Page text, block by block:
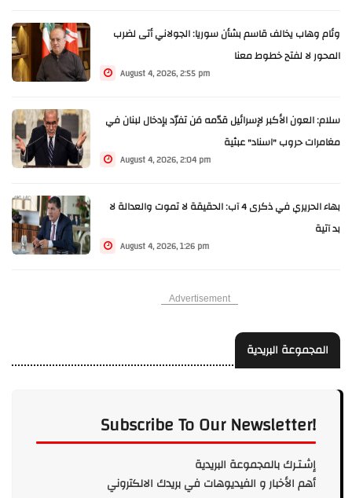
وئام وهاب يخالف قاسم بشأن سوريا: الجولاني أتى لضرب
المحور لا لفتح خطوط معنا
August 4, 2026, 2:55 pm
سلام: العون الأكبر لإسرائيل قدّمه مَن تفرّد بإدخال لبنان في
مغامرات حروب "اسناد" عبثية
August 4, 2026, 2:04 pm
بهاء الحريري في ذكرى 4 آب: الحقيقة لا تموت والعدالة لا
بد آتية
August 4, 2026, 1:26 pm
Advertisement
المجموعة البريدية
Subscribe To Our Newsletter!
إشـتـرك بالمجموعة البريدية
أهم الأخبار و الفيديوهات في بريدك الالكتروني